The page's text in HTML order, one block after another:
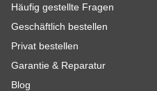
Häufig gestellte Fragen
Geschäftlich bestellen
Privat bestellen
Garantie & Reparatur
Blog